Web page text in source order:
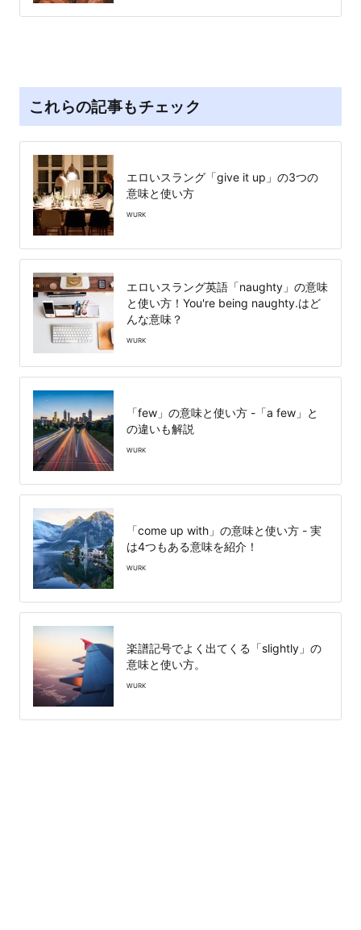
これらの記事もチェック
エロいスラング「give it up」の3つの
意味と使い方
WURK
エロいスラング英語「naughty」の意味
と使い方！You're being naughty.はど
んな意味？
WURK
「few」の意味と使い方 -「a few」と
の違いも解説
WURK
「come up with」の意味と使い方 - 実
は4つもある意味を紹介！
WURK
楽譜記号でよく出てくる「slightly」の
意味と使い方。
WURK